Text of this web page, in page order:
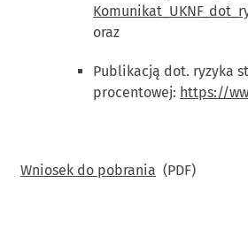
oraz
Publikacją dot. ryzyka
procentowej: https://
Wniosek do pobrania (PDF)